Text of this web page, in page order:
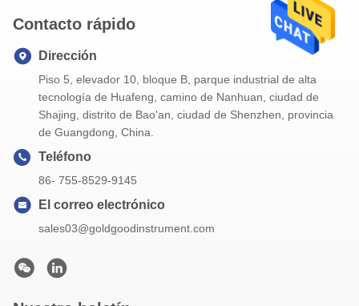
Contacto rápido
Dirección
Piso 5, elevador 10, bloque B, parque industrial de alta
tecnología de Huafeng, camino de Nanhuan, ciudad de
Shajing, distrito de Bao'an, ciudad de Shenzhen, provincia
de Guangdong, China.
Teléfono
86- 755-8529-9145
El correo electrónico
sales03@goldgoodinstrument.com